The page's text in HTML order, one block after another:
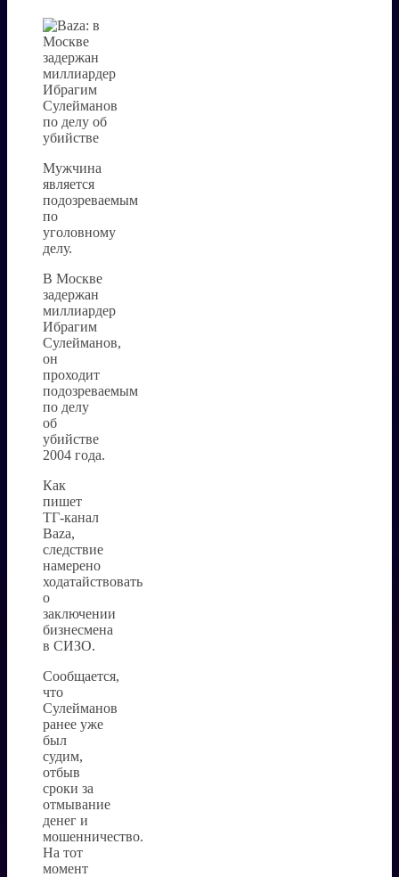
Мужчина
является
подозреваемым
по
уголовному
делу.
В Москве
задержан
миллиардер
Ибрагим
Сулейманов,
он
проходит
подозреваемым
по делу
об
убийстве
2004 года.
Как
пишет
ТГ-канал
Baza,
следствие
намерено
ходатайствовать
о
заключении
бизнесмена
в СИЗО.
Сообщается,
что
Сулейманов
ранее уже
был
судим,
отбыв
сроки за
отмывание
денег и
мошенничество.
На тот
момент